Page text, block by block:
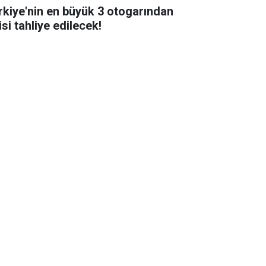
en büyük 3 otogarından
tahliye edilecek!